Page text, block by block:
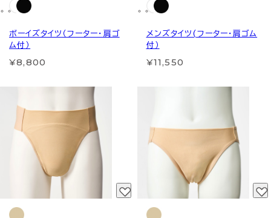
ボーイズタイツ（フーター・肩ゴ
ム付）
¥8,800
メンズタイツ(フーター・肩ゴム
付）
¥11,550